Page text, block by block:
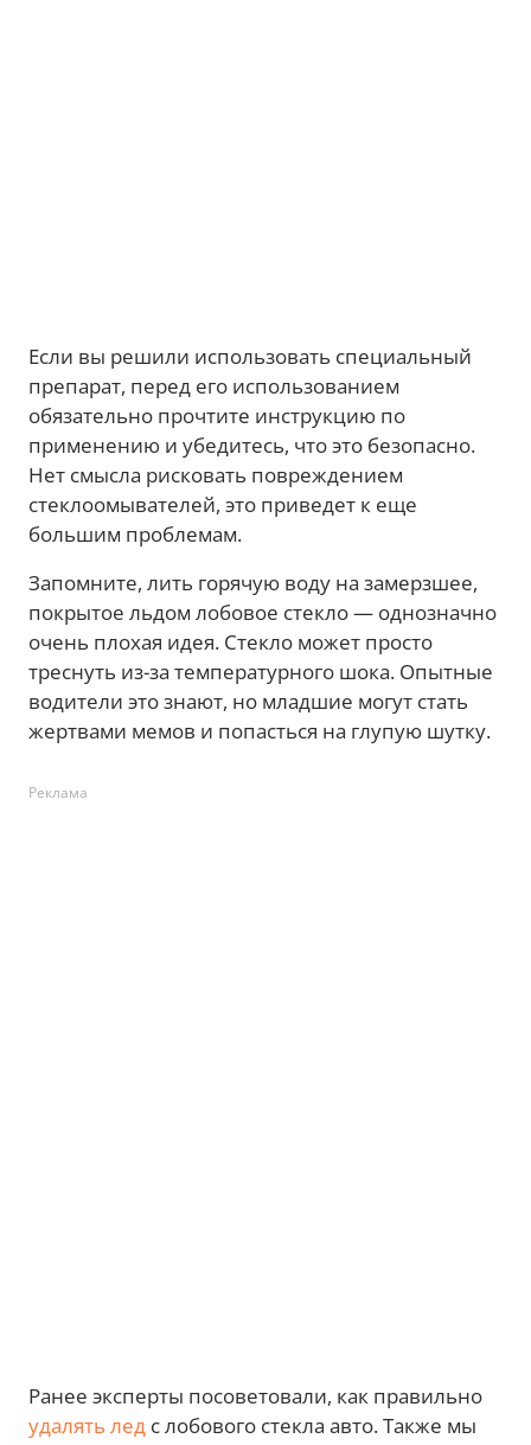
Если вы решили использовать специальный
препарат, перед его использованием
обязательно прочтите инструкцию по
применению и убедитесь, что это безопасно.
Нет смысла рисковать повреждением
стеклоомывателей, это приведет к еще
большим проблемам.
Запомните, лить горячую воду на замерзшее,
покрытое льдом лобовое стекло — однозначно
очень плохая идея. Стекло может просто
треснуть из-за температурного шока. Опытные
водители это знают, но младшие могут стать
жертвами мемов и попасться на глупую шутку.
Реклама
Ранее эксперты посоветовали, как правильно
удалять лед с лобового стекла авто. Также мы